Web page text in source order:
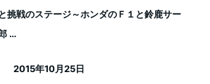
挑戦のステージ～ホンダのＦ１と鈴鹿サー
…
投稿日
2015年10月25日